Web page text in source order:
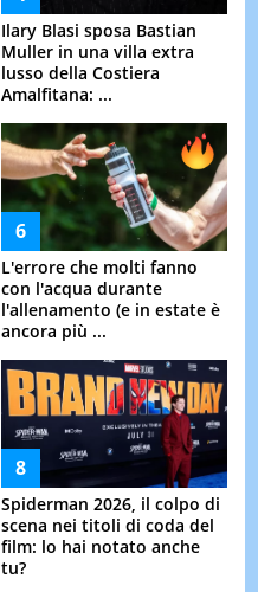
Ilary Blasi sposa Bastian
Muller in una villa extra
lusso della Costiera
Amalfitana: ...
L'errore che molti fanno
con l'acqua durante
l'allenamento (e in estate è
ancora più ...
Spiderman 2026, il colpo di
scena nei titoli di coda del
film: lo hai notato anche
tu?